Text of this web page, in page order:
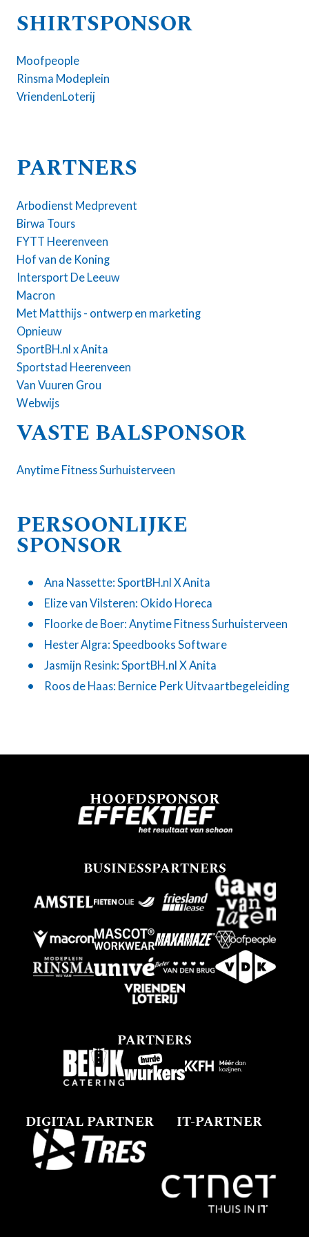
SHIRTSPONSOR
Moofpeople
Rinsma Modeplein
VriendenLoterij
PARTNERS
Arbodienst Medprevent
Birwa Tours
FYTT Heerenveen
Hof van de Koning
Intersport De Leeuw
Macron
Met Matthijs - ontwerp en marketing
Opnieuw
SportBH.nl x Anita
Sportstad Heerenveen
Van Vuuren Grou
Webwijs
VASTE BALSPONSOR
Anytime Fitness Surhuisterveen
PERSOONLIJKE
SPONSOR
Ana Nassette: SportBH.nl X Anita
Elize van Vilsteren: Okido Horeca
Floorke de Boer: Anytime Fitness Surhuisterveen
Hester Algra: Speedbooks Software
Jasmijn Resink: SportBH.nl X Anita
Roos de Haas: Bernice Perk Uitvaartbegeleiding
HOOFDSPONSOR
BUSINESSPARTNERS
PARTNERS
DIGITAL PARTNER IT-PARTNER